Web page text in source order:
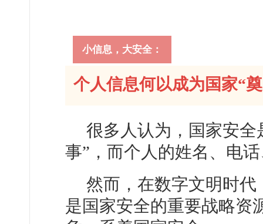
小信息，大安全：
个人信息何以成为国家“
很多人认为，国家安
事”，而个人的姓名、电
然而，在数字文明时代
是国家安全的重要战略资